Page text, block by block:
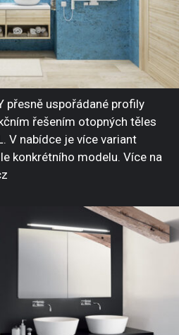
přesně uspořádané profily
řešením otopných těles
V nabídce je více variant
konkrétního modelu. Více na